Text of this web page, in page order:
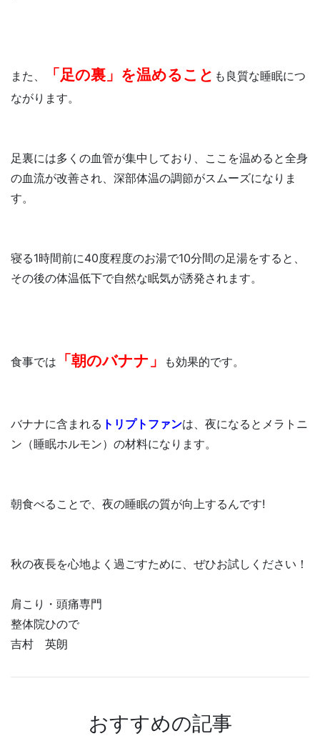
また、 「足の裏」を温めること も良質な睡眠につ
ながります。
足裏には多くの血管が集中しており、ここを温めると全身
の血流が改善され、深部体温の調節がスムーズになりま
す。
寝る1時間前に40度程度のお湯で10分間の足湯をすると、
その後の体温低下で自然な眠気が誘発されます。
食事では 「朝のバナナ」 も効果的です。
バナナに含まれる トリプトファンは、夜になるとメラトニ
ン（睡眠ホルモン）の材料になります。
朝食べることで、夜の睡眠の質が向上するんです!
秋の夜長を心地よく過ごすために、ぜひお試しください！
肩こり・頭痛専門
整体院ひので
吉村 英朗
おすすめの記事